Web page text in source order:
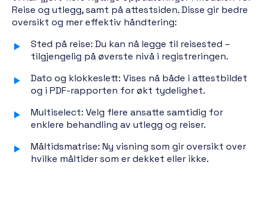
Reise og utlegg, samt på attestsiden. Disse gir bedre
oversikt og mer effektiv håndtering:
Sted på reise: Du kan nå legge til reisested –
tilgjengelig på øverste nivå i registreringen.
Dato og klokkeslett: Vises nå både i attestbildet
og i PDF-rapporten for økt tydelighet.
Multiselect: Velg flere ansatte samtidig for
enklere behandling av utlegg og reiser.
Måltidsmatrise: Ny visning som gir oversikt over
hvilke måltider som er dekket eller ikke.